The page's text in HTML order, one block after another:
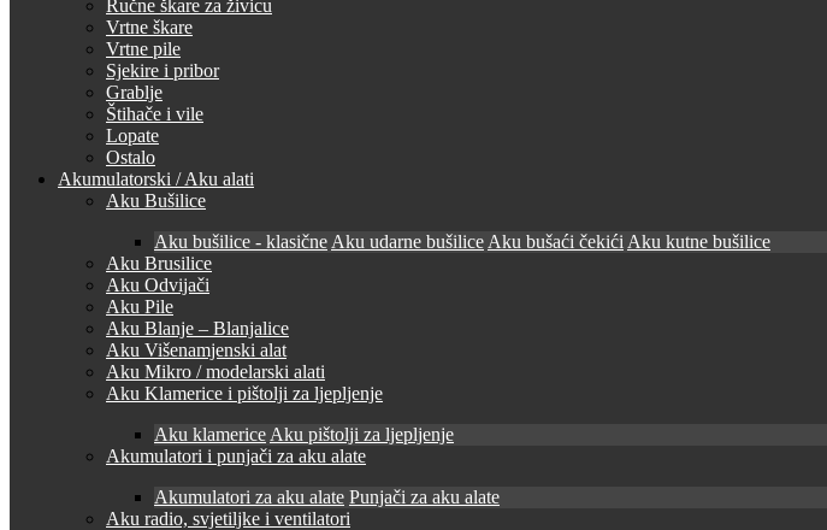
Ručne škare za živicu
Vrtne škare
Vrtne pile
Sjekire i pribor
Grablje
Štihače i vile
Lopate
Ostalo
Akumulatorski / Aku alati
Aku Bušilice
Aku bušilice - klasične Aku udarne bušilice Aku bušaći čekići Aku kutne bušilice
Aku Brusilice
Aku Odvijači
Aku Pile
Aku Blanje – Blanjalice
Aku Višenamjenski alat
Aku Mikro / modelarski alati
Aku Klamerice i pištolji za ljepljenje
Aku klamerice Aku pištolji za ljepljenje
Akumulatori i punjači za aku alate
Akumulatori za aku alate Punjači za aku alate
Aku radio, svjetiljke i ventilatori